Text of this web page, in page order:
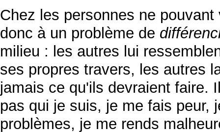
Chez les personnes ne
donc à un problème de
milieu : les autres lui
ses propres travers, les autres
jamais ce qu'ils devraient faire.
pas qui je suis, je me fais peur,
problèmes, je me rends